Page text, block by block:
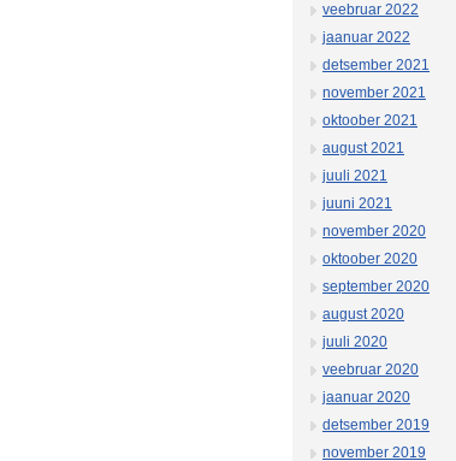
veebruar 2022
jaanuar 2022
detsember 2021
november 2021
oktoober 2021
august 2021
juuli 2021
juuni 2021
november 2020
oktoober 2020
september 2020
august 2020
juuli 2020
veebruar 2020
jaanuar 2020
detsember 2019
november 2019